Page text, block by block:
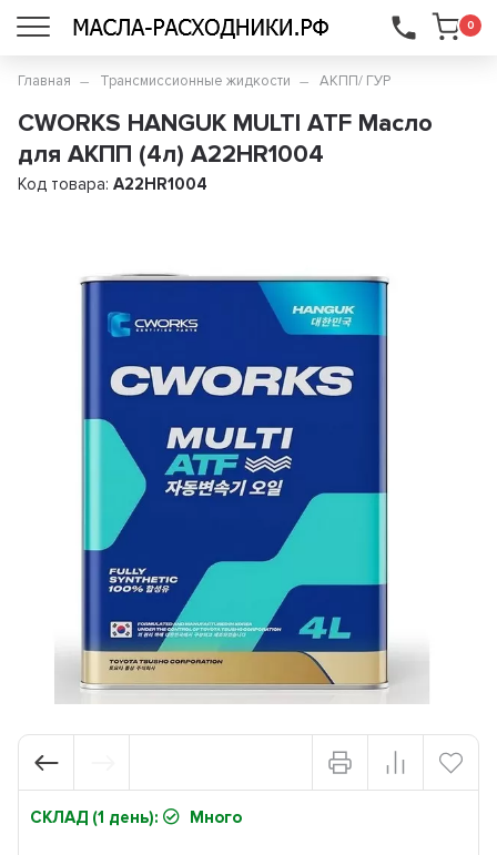
0
...
Главная Трансмиссионные жидкости АКПП/ ГУР
CWORKS HANGUK MULTI ATF Масло
для АКПП (4л) A22HR1004
Код товара:A22HR1004
СКЛАД (1 день): Много